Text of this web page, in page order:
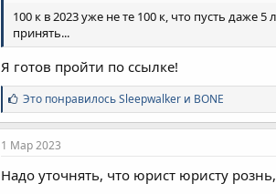
100 к в 2023 уже не те 100 к, что пусть даже
принять...
Я готов пройти по ссылке!
С
и
м
п
а
т
и
Это понравилосьSleepwalker и BONE
1 Мар 2023
Надо уточнять, что юрист юристу